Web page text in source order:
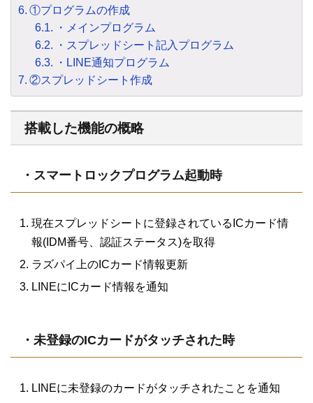
①プログラムの作成
・メインプログラム
・スプレッドシート記入プログラム
・LINE通知プログラム
②スプレッドシート作成
搭載した機能の概略
・スマートロックプログラム起動時
現在スプレッドシートに登録されているICカード情
報(IDM番号、認証ステータス)を取得
ラズパイ上のICカード情報更新
LINEにICカード情報を通知
・未登録のICカードがタッチされた時
LINEに未登録のカードがタッチされたことを通知